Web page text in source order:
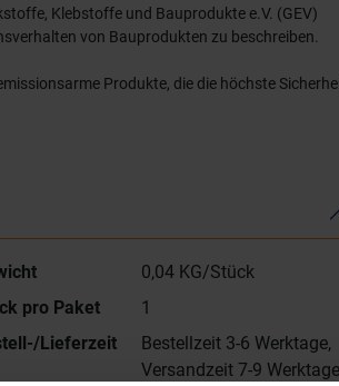
Klebstoffe und Bauprodukte e.V. (GEV)
von Bauprodukten zu beschreiben.
Produkte, die die höchste
0,04 KG/Stück
pro Paket
1
Lieferzeit
Bestellzeit 3-6 Werktage,
Versandzeit 7-9 Werktage